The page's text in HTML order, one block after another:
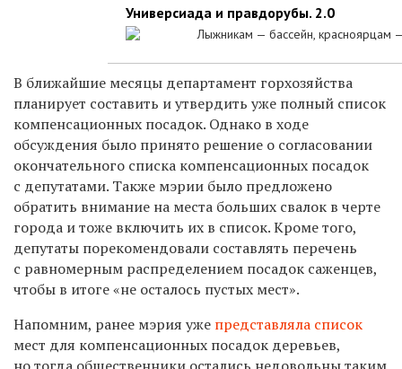
Универсиада и правдорубы. 2.0
Лыжникам — бассейн, красноярцам
В ближайшие месяцы департамент горхозяйства
планирует составить и утвердить уже полный список
компенсационных посадок. Однако в ходе
обсуждения было принято решение о согласовании
окончательного списка компенсационных посадок
с депутатами. Также мэрии было предложено
обратить внимание на места больших свалок в черте
города и тоже включить их в список. Кроме того,
депутаты порекомендовали составлять перечень
с равномерным распределением посадок саженцев,
чтобы в итоге «не осталось пустых мест».
Напомним, ранее мэрия уже представляла список
мест для компенсационных посадок деревьев,
но тогда общественники остались недовольны таким